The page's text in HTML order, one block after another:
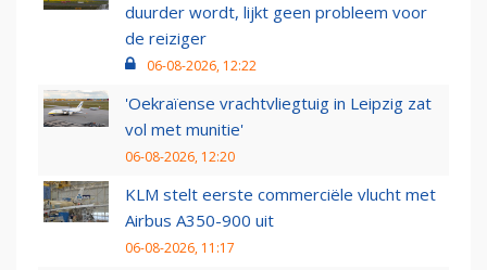
duurder wordt, lijkt geen probleem voor
de reiziger
06-08-2026, 12:22
'Oekraïense vrachtvliegtuig in Leipzig zat
vol met munitie'
06-08-2026, 12:20
KLM stelt eerste commerciële vlucht met
Airbus A350-900 uit
06-08-2026, 11:17